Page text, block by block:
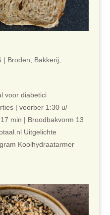
| Broden Bakkerij,
voor diabetici
| voorber 1:30 u/
min | Broodbakvorm 13
Uitgelichte
Koolhydraatarmer